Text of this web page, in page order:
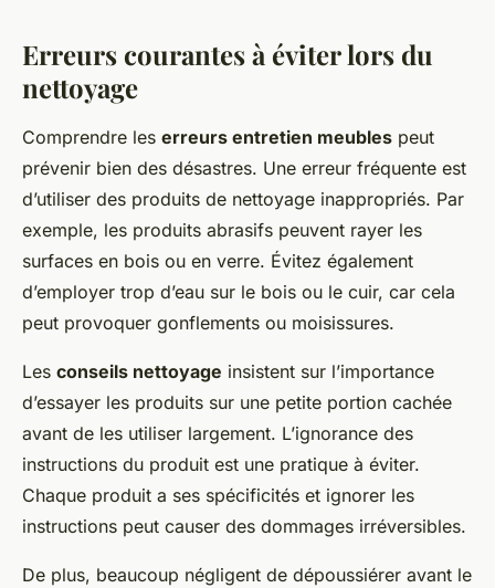
Erreurs courantes à éviter lors du
nettoyage
Comprendre les erreurs entretien meubles peut
prévenir bien des désastres. Une erreur fréquente est
d’utiliser des produits de nettoyage inappropriés. Par
exemple, les produits abrasifs peuvent rayer les
surfaces en bois ou en verre. Évitez également
d’employer trop d’eau sur le bois ou le cuir, car cela
peut provoquer gonflements ou moisissures.
Les conseils nettoyage insistent sur l’importance
d’essayer les produits sur une petite portion cachée
avant de les utiliser largement. L’ignorance des
instructions du produit est une pratique à éviter.
Chaque produit a ses spécificités et ignorer les
instructions peut causer des dommages irréversibles.
De plus, beaucoup négligent de dépoussiérer avant le